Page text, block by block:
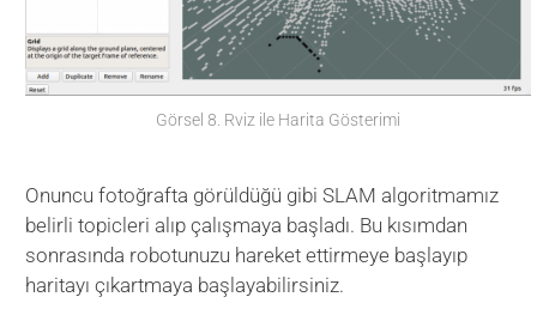
Görsel 8. Rviz ile Harita Gösterimi
Onuncu fotoğrafta görüldüğü gibi SLAM algoritmamız
belirli topicleri alıp çalışmaya başladı. Bu kısımdan
sonrasında robotunuzu hareket ettirmeye başlayıp
haritayı çıkartmaya başlayabilirsiniz.